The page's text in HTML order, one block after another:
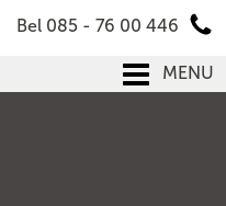
Bel 085 - 76 00 446
MENU